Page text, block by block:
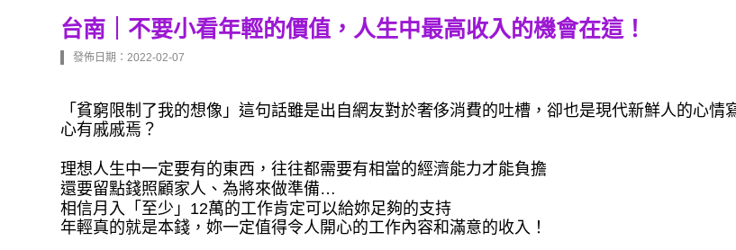
台南｜不要小看年輕的價值，人生中最高收入的機會在這！
發佈日期：2022-02-07
「貧窮限制了我的想像」這句話雖是出自網友對於奢侈消費的吐槽，卻也是現代新鮮人的心情
心有戚戚焉？
理想人生中一定要有的東西，往往都需要有相當的經濟能力才能負擔
還要留點錢照顧家人、為將來做準備…
相信月入「至少」12萬的工作肯定可以給妳足夠的支持
年輕真的就是本錢，妳一定值得令人開心的工作內容和滿意的收入！